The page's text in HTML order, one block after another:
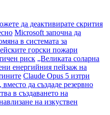
да деактивирате скрития
Microsoft започна да
в системата за
горски пожари
риск „Великата соларна
енергийния пейзаж на
Claude Opus 5 изтри
да създаде резервно
в създаването на
на изкуствен